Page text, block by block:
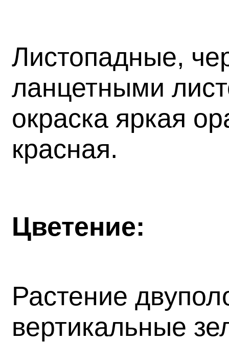
Листопадные,
ланцетными
окраска яркая
красная.
Цветение:
Растение
вертикальные